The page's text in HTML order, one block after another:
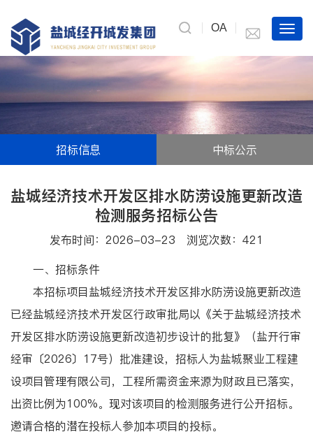
OA
招标信息 中标公示
盐城经济技术开发区排水防涝设施更新改造
检测服务招标公告
发布时间：2026-03-23 浏览次数： 421
一、招标条件
本招标项目盐城经济技术开发区排水防涝设施更新改造
已经盐城经济技术开发区行政审批局以《关于盐城经济技术
开发区排水防涝设施更新改造初步设计的批复》（盐开行审
经审〔2026〕17号）批准建设，招标人为盐城聚业工程建
设项目管理有限公司，工程所需资金来源为财政且已落实，
出资比例为100%。现对该项目的检测服务进行公开招标。
邀请合格的潜在投标人参加本项目的投标。